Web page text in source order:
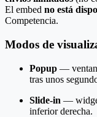
El embed no está
Competencia.
Modos de
Popup —
tras unos
Slide-in —
inferior derecha.